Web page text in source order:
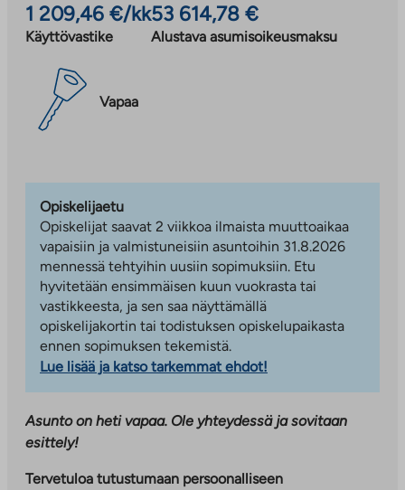
1 209,46 €/kk
Käyttövastike
53 614,78 €
Alustava asumisoikeusmaksu
Vapaa
Opiskelijaetu
Opiskelijat saavat 2 viikkoa ilmaista muuttoaikaa
vapaisiin ja valmistuneisiin asuntoihin 31.8.2026
mennessä tehtyihin uusiin sopimuksiin. Etu
hyvitetään ensimmäisen kuun vuokrasta tai
vastikkeesta, ja sen saa näyttämällä
opiskelijakortin tai todistuksen opiskelupaikasta
ennen sopimuksen tekemistä.
Lue lisää ja katso tarkemmat ehdot!
Asunto on heti vapaa. Ole yhteydessä ja sovitaan
esittely!
Tervetuloa tutustumaan persoonalliseen